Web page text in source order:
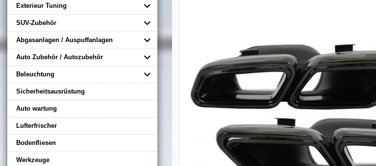
Exterieur Tuning
SUV-Zubehör
Abgasanlagen / Auspuffanlagen
Auto Zubehör / Autozubehör
Beleuchtung
Sicherheitsausrüstung
Auto wartung
Lufterfrischer
Bodenfliesen
Werkzeuge